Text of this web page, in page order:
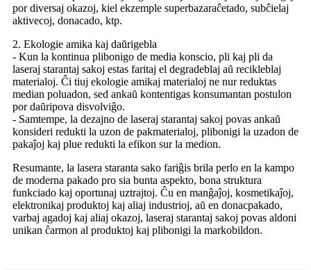
por diversaj okazoj, kiel ekzemple superbazaraĉetado, subĉielaj
aktivecoj, donacado, ktp.
2. Ekologie amika kaj daŭrigebla
- Kun la kontinua plibonigo de media konscio, pli kaj pli da
laseraj starantaj sakoj estas faritaj el degradeblaj aŭ recikleblaj
materialoj. Ĉi tiuj ekologie amikaj materialoj ne nur reduktas
median poluadon, sed ankaŭ kontentigas konsumantan postulon
por daŭripova disvolviĝo.
- Samtempe, la dezajno de laseraj starantaj sakoj povas ankaŭ
konsideri redukti la uzon de pakmaterialoj, plibonigi la uzadon de
pakaĵoj kaj plue redukti la efikon sur la medion.
Resumante, la lasera staranta sako fariĝis brila perlo en la kampo
de moderna pakado pro sia bunta aspekto, bona struktura
funkciado kaj oportunaj uztrajtoj. Ĉu en manĝaĵoj, kosmetikaĵoj,
elektronikaj produktoj kaj aliaj industrioj, aŭ en donacpakado,
varbaj agadoj kaj aliaj okazoj, laseraj starantaj sakoj povas aldoni
unikan ĉarmon al produktoj kaj plibonigi la markobildon.